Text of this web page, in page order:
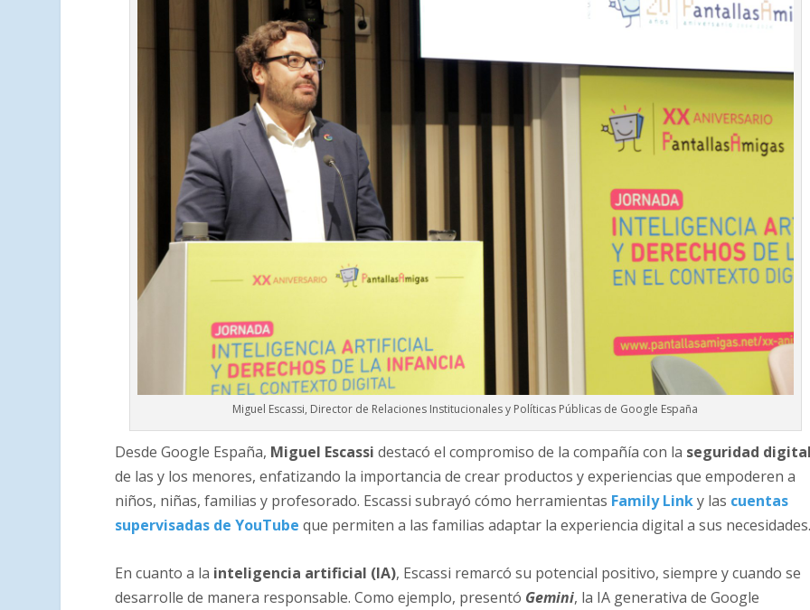
Miguel Escassi, Director de Relaciones Institucionales y Políticas Públicas de Google España
Desde Google España, Miguel Escassi destacó el compromiso de la compañía con la seguridad
de las y los menores, enfatizando la importancia de crear productos y experiencias que empoderen a
niños, niñas, familias y profesorado. Escassi subrayó cómo herramientas Family Linky las cuentas
supervisadas de YouTube que permiten a las familias adaptar la experiencia digital a sus
En cuanto a la inteligencia artificial (IA), Escassi remarcó su potencial positivo, siempre y cuando se
desarrolle de manera responsable. Como ejemplo, presentó Gemini, la IA generativa de Google